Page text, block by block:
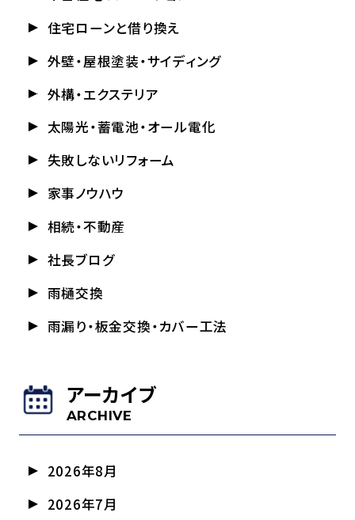
住宅ローンと借り換え
外壁・屋根塗装・サイディング
外構・エクステリア
太陽光・蓄電池・オール電化
失敗しないリフォーム
家事ノウハウ
相続・不動産
社長ブログ
雨樋交換
雨漏り・板金交換・カバー工法
アーカイブ
ARCHIVE
2026年8月
2026年7月